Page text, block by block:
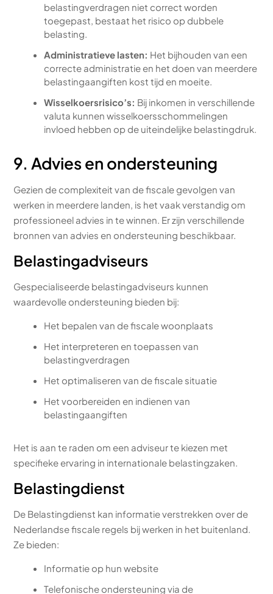
belastingverdragen niet correct worden
toegepast, bestaat het risico op dubbele
belasting.
Administratieve lasten: Het bijhouden van een
correcte administratie en het doen van meerdere
belastingaangiften kost tijd en moeite.
Wisselkoersrisico’s: Bij inkomen in verschillende
valuta kunnen wisselkoersschommelingen
invloed hebben op de uiteindelijke belastingdruk.
9. Advies en ondersteuning
Gezien de complexiteit van de fiscale gevolgen van
werken in meerdere landen, is het vaak verstandig om
professioneel advies in te winnen. Er zijn verschillende
bronnen van advies en ondersteuning beschikbaar.
Belastingadviseurs
Gespecialiseerde belastingadviseurs kunnen
waardevolle ondersteuning bieden bij:
Het bepalen van de fiscale woonplaats
Het interpreteren en toepassen van
belastingverdragen
Het optimaliseren van de fiscale situatie
Het voorbereiden en indienen van
belastingaangiften
Het is aan te raden om een adviseur te kiezen met
specifieke ervaring in internationale belastingzaken.
Belastingdienst
De Belastingdienst kan informatie verstrekken over de
Nederlandse fiscale regels bij werken in het buitenland.
Ze bieden:
Informatie op hun website
Telefonische ondersteuning via de